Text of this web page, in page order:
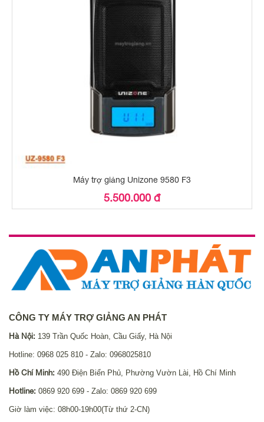
Máy trợ giảng Unizone 9580 F3
5.500.000 đ
CÔNG TY MÁY TRỢ GIẢNG AN PHÁT
Hà Nội: 139 Trần Quốc Hoàn, Cầu Giấy, Hà Nội
Hotline: 0968 025 810 - Zalo: 0968025810
Hồ Chí Minh: 490 Điện Biển Phủ, Phường Vườn Lài, Hồ Chí Minh
Hotline: 0869 920 699 - Zalo: 0869 920 699
Giờ làm việc: 08h00-19h00(Từ thứ 2-CN)